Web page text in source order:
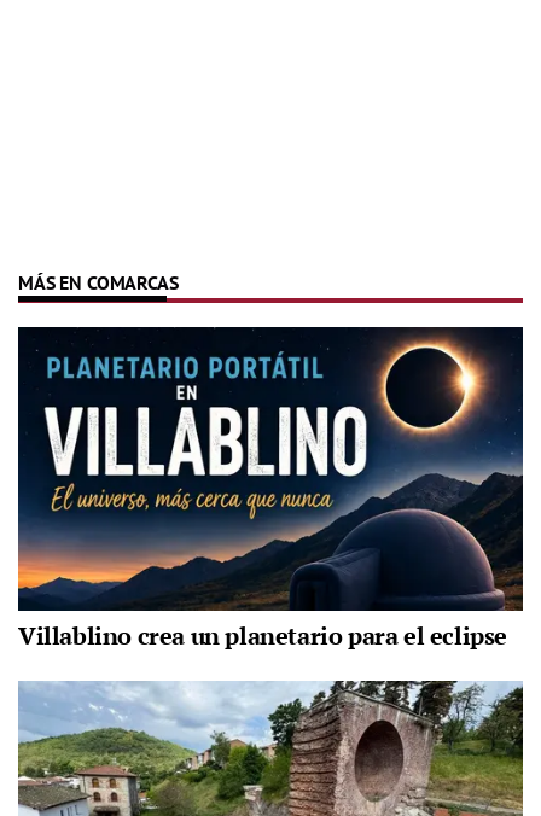
MÁS EN COMARCAS
Villablino crea un planetario para el eclipse